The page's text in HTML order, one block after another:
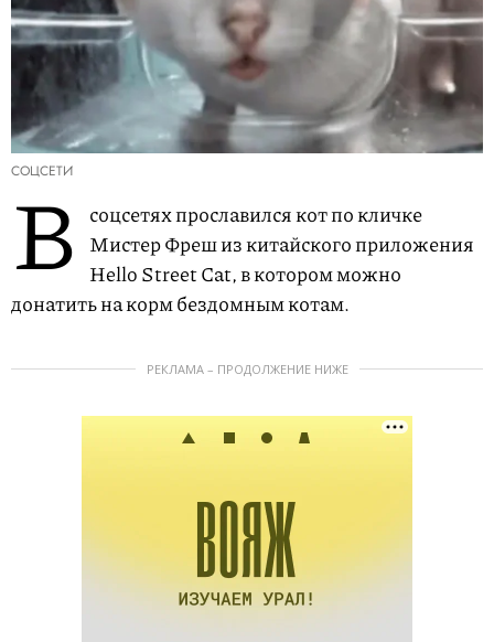
СОЦСЕТИ
В
соцсетях прославился кот по кличке
Мистер Фреш из китайского приложения
Hello Street Cat, в котором можно
донатить на корм бездомным котам.
РЕКЛАМА – ПРОДОЛЖЕНИЕ НИЖЕ